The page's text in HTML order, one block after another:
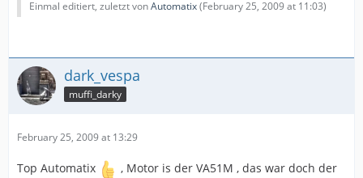
Einmal editiert, zuletzt vonAutomatix(February 25, 2009 at 11:03)
dark_vespa
muffi_darky
February 25, 2009 at 13:29
Top Automatix
, Motor is der VA51M , das war doch der